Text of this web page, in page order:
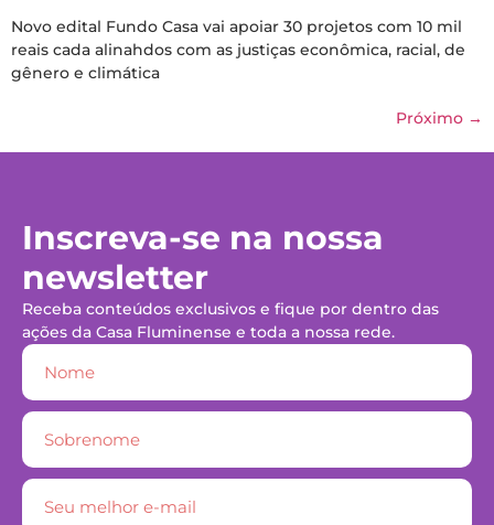
Novo edital Fundo Casa vai apoiar 30 projetos com 10 mil
reais cada alinahdos com as justiças econômica, racial, de
gênero e climática
Próximo →
Inscreva-se na nossa
newsletter
Receba conteúdos exclusivos e fique por dentro das
ações da Casa Fluminense e toda a nossa rede.